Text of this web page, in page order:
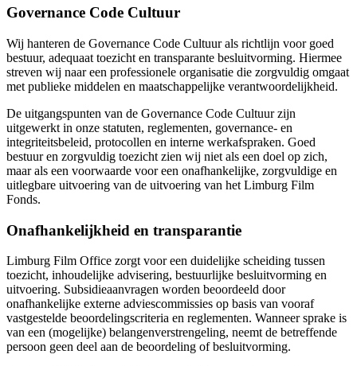
Governance Code Cultuur
Wij hanteren de Governance Code Cultuur als richtlijn voor goed
bestuur, adequaat toezicht en transparante besluitvorming. Hiermee
streven wij naar een professionele organisatie die zorgvuldig omgaat
met publieke middelen en maatschappelijke verantwoordelijkheid.
De uitgangspunten van de Governance Code Cultuur zijn
uitgewerkt in onze statuten, reglementen, governance- en
integriteitsbeleid, protocollen en interne werkafspraken. Goed
bestuur en zorgvuldig toezicht zien wij niet als een doel op zich,
maar als een voorwaarde voor een onafhankelijke, zorgvuldige en
uitlegbare uitvoering van de uitvoering van het Limburg Film
Fonds.
Onafhankelijkheid en transparantie
Limburg Film Office zorgt voor een duidelijke scheiding tussen
toezicht, inhoudelijke advisering, bestuurlijke besluitvorming en
uitvoering. Subsidieaanvragen worden beoordeeld door
onafhankelijke externe adviescommissies op basis van vooraf
vastgestelde beoordelingscriteria en reglementen. Wanneer sprake is
van een (mogelijke) belangenverstrengeling, neemt de betreffende
persoon geen deel aan de beoordeling of besluitvorming.